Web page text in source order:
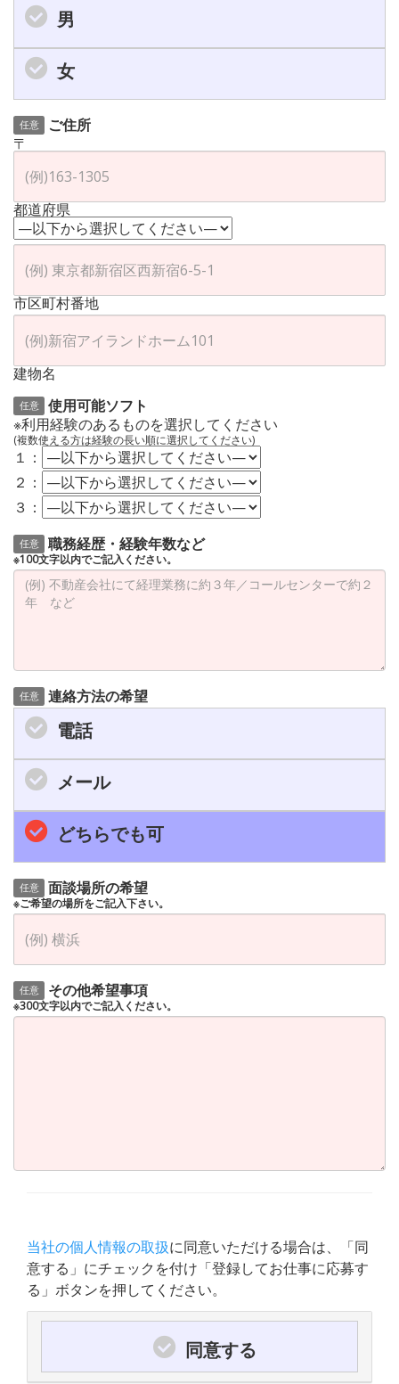
男
女
任意
ご住所
〒
都道府県
市区町村番地
建物名
任意
使用可能ソフト
※利用経験のあるものを選択してください
(複数使える方は経験の長い順に選択してください)
１：
２：
３：
任意 職務経歴・経験年数など
※100文字以内でご記入ください。
任意 連絡方法の希望
電話
メール
どちらでも可
任意 面談場所の希望
※ご希望の場所をご記入下さい。
任意 その他希望事項
※300文字以内でご記入ください。
当社の個人情報の取扱に同意いただける場合は、「同
意する」にチェックを付け「登録してお仕事に応募す
る」ボタンを押してください。
同意する